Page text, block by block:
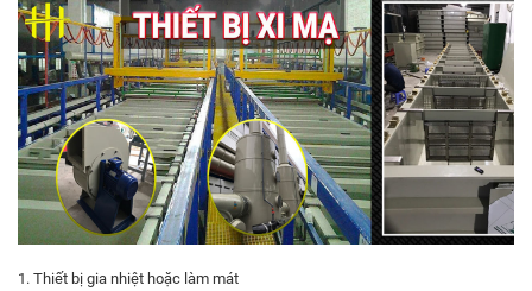
1. Thiết bị gia nhiệt hoặc làm mát